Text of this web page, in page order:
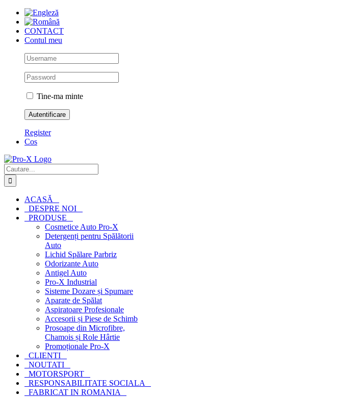
Skip
contentCONTACT
Contul meu
Tine-ma minte
Register
Cos
Cautare...
ACASĂ
DESPRE NOI
PRODUSE
Cosmetice Auto Pro-X
Detergenți pentru Spălătorii
Auto
Lichid Spălare Parbriz
Odorizante Auto
Antigel Auto
Pro-X Industrial
Sisteme Dozare și Spumare
Aparate de Spălat
Aspiratoare Profesionale
Accesorii și Piese de Schimb
Prosoape din Microfibre,
Chamois și Role Hârtie
Promoționale Pro-X
CLIENTI
NOUTATI
MOTORSPORT
RESPONSABILITATE SOCIALA
FABRICAT IN ROMANIA